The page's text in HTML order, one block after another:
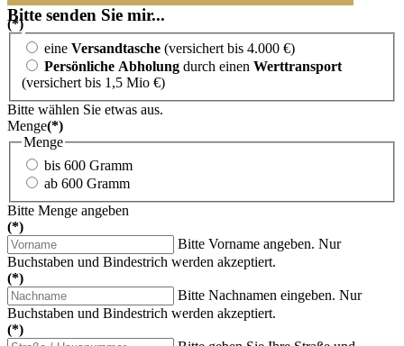
Bitte senden Sie mir...
(*)
eine Versandtasche (versichert bis 4.000 €)
Persönliche Abholung durch einen Werttransport
(versichert bis 1,5 Mio €)
Bitte wählen Sie etwas aus.
Menge(*)
Menge
bis 600 Gramm
ab 600 Gramm
Bitte Menge angeben
(*)
Bitte Vorname angeben. Nur
Buchstaben und Bindestrich werden akzeptiert.
(*)
Bitte Nachnamen eingeben. Nur
Buchstaben und Bindestrich werden akzeptiert.
(*)